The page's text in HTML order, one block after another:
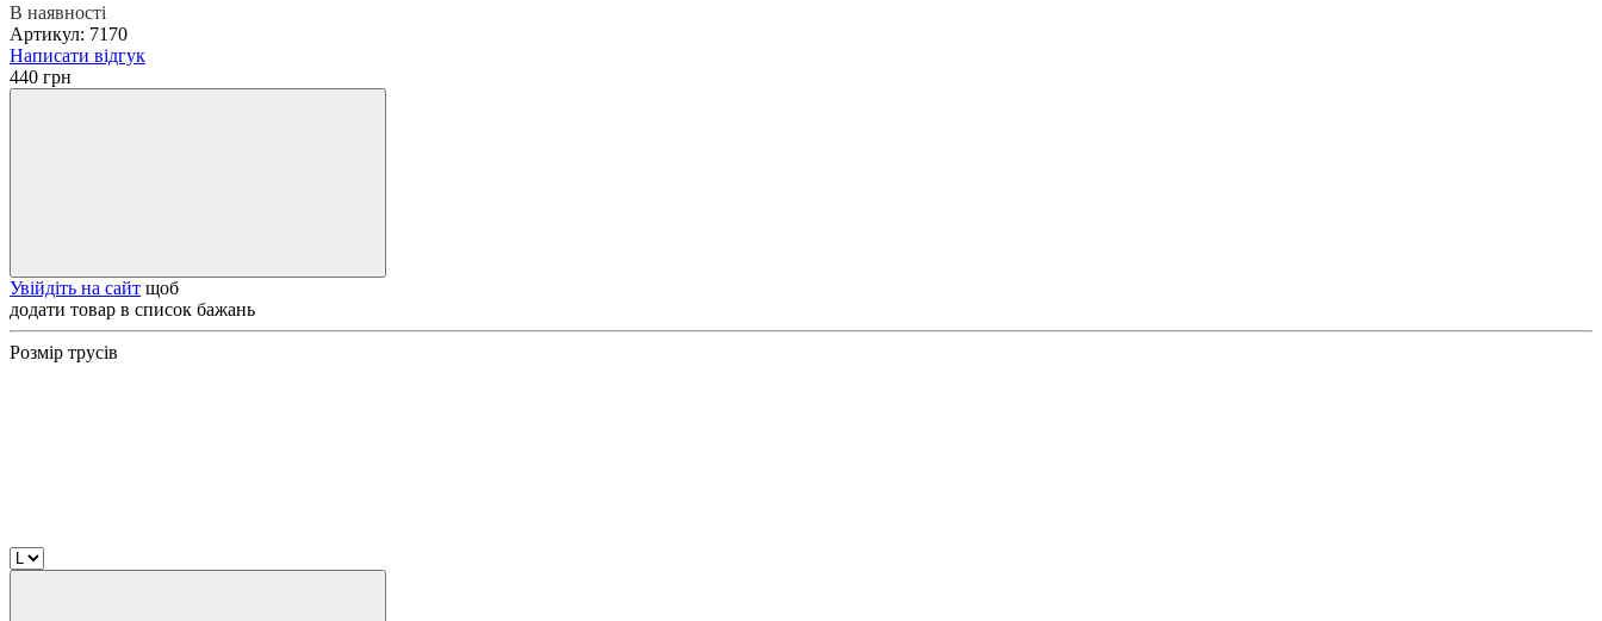
В наявності
Артикул: 7170
Написати відгук
440 грн
Увійдіть на сайт щоб
додати товар в список бажань
Розмір трусів